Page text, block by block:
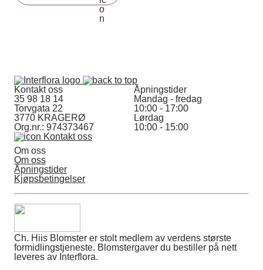
Kontakt oss
35 98 18 14
Torvgata 22
3770 KRAGERØ
Org.nr.: 974373467
Kontakt oss
Åpningstider
Mandag - fredag
10:00 - 17:00
Lørdag
10:00 - 15:00
Om oss
Om oss
Åpningstider
Kjøpsbetingelser
Ch. Hiis Blomster er stolt medlem av verdens største
formidlingstjeneste. Blomstergaver du bestiller på nett
leveres av Interflora.